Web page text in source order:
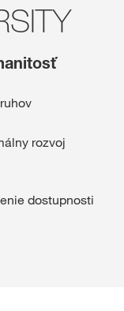
rozvoj
dostupnosti